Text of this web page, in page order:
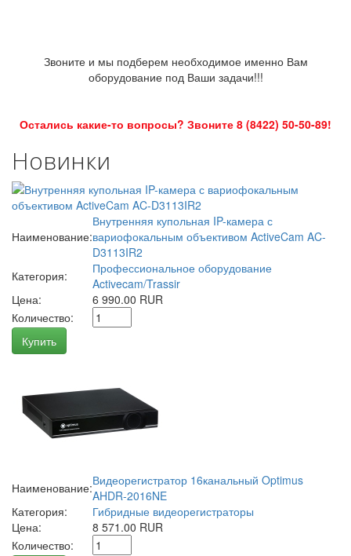
Звоните и мы подберем необходимое именно Вам
оборудование под Ваши задачи!!!
Остались какие-то вопросы? Звоните 8 (8422) 50-50-89!
Новинки
Наименование:
Внутренняя купольная IP-камера с
вариофокальным объективом ActiveCam AC-
D3113IR2
Категория:
Профессиональное оборудование
Activecam/Trassir
Цена:
6 990.00 RUR
Количество:
Купить
Наименование:Видеорегистратор 16канальный Optimus
AHDR-2016NE
Категория:
Гибридные видеорегистраторы
Цена:
8 571.00 RUR
Количество: